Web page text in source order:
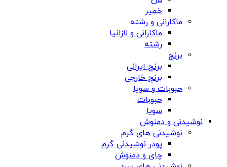
خمیر
ماکارانی و رشته
ماکارانی و لازانیا
رشته
برنج
برنج ایرانی
برنج خارجی
حبوبات و سویا
حبوبات
سویا
نوشیدنی و دمنوش
نوشیدنی های گرم
پودر نوشیدنی گرم
چای و دمنوش